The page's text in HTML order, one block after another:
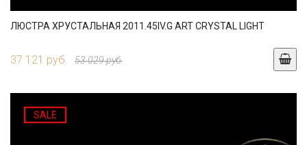
ЛЮСТРА ХРУСТАЛЬНАЯ 2011.45IV.G ART CRYSTAL LIGHT
37 121 руб. 53 029 руб.
SALE